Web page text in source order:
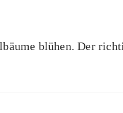
blühen. Der